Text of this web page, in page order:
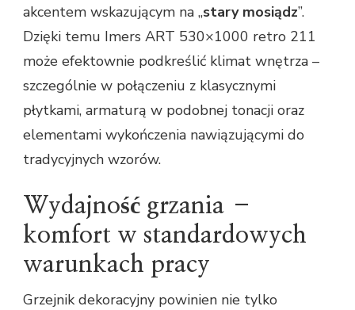
akcentem wskazującym na „stary mosiądz”.
Dzięki temu Imers ART 530×1000 retro 211
może efektownie podkreślić klimat wnętrza –
szczególnie w połączeniu z klasycznymi
płytkami, armaturą w podobnej tonacji oraz
elementami wykończenia nawiązującymi do
tradycyjnych wzorów.
Wydajność grzania –
komfort w standardowych
warunkach pracy
Grzejnik dekoracyjny powinien nie tylko